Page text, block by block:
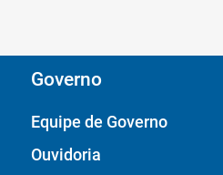
Governo
Equipe de Governo
Ouvidoria